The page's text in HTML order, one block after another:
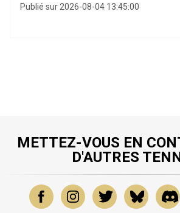
Publié sur 2026-08-04 13:45:00
METTEZ-VOUS EN
D'AUTRES